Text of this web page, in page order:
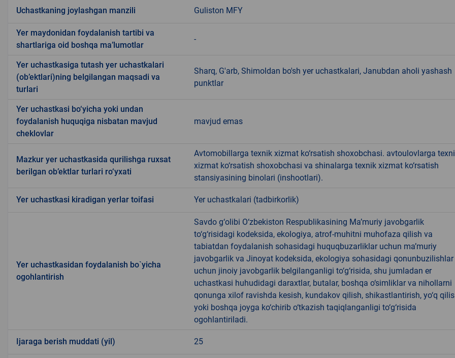
Uchastkaning joylashgan manzili Guliston MFY
Yer maydonidan foydalanish tartibi va
shartlariga oid boshqa ma’lumotlar
-
Yer uchastkasiga tutash yer uchastkalari
(ob’ektlari)ning belgilangan maqsadi va
turlari
Sharq, G'arb, Shimoldan bo'sh yer uchastkalari, Janubdan aholi yashash
punktlar
Yer uchastkasi bo‘yicha yoki undan
foydalanish huquqiga nisbatan mavjud
cheklovlar
mavjud emas
Mazkur yer uchastkasida qurilishga ruxsat
berilgan ob’ektlar turlari ro‘yxati
Avtomobillarga texnik xizmat ko‘rsatish shoxobchasi. avtoulovlarga
xizmat ko‘rsatish shoxobchasi va shinalarga texnik xizmat ko‘rsatish
stansiyasining binolari (inshootlari).
Yer uchastkasi kiradigan yerlar toifasi Yer uchastkalari (tadbirkorlik)
Yer uchastkasidan foydalanish bo`yicha
ogohlantirish
Savdo g‘olibi O‘zbekiston Respublikasining Ma’muriy javobgarlik
to‘g‘risidagi kodeksida, ekologiya, atrof-muhitni muhofaza qilish va
tabiatdan foydalanish sohasidagi huquqbuzarliklar uchun ma’muriy
javobgarlik va Jinoyat kodeksida, ekologiya sohasidagi qonunbuzilishlar
uchun jinoiy javobgarlik belgilanganligi to‘g‘risida, shu jumladan er
uchastkasi huhudidagi daraxtlar, butalar, boshqa o‘simliklar va nihollarni
qonunga xilof ravishda kesish, kundakov qilish, shikastlantirish, yo‘q
yoki boshqa joyga ko‘chirib o‘tkazish taqiqlanganligi to‘g‘risida
ogohlantiriladi.
Ijaraga berish muddati (yil) 25